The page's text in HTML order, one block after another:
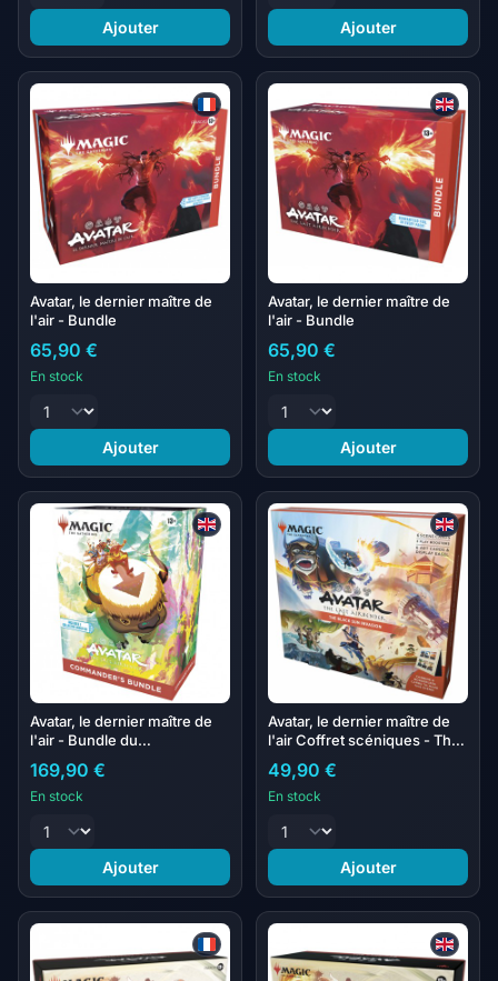
Ajouter Ajouter
Avatar, le dernier maître de
l'air - Bundle
65,90 €
En stock
Ajouter
Avatar, le dernier maître de
l'air - Bundle
65,90 €
En stock
Ajouter
Avatar, le dernier maître de
l'air - Bundle du
169,90 €
En stock
Ajouter
Avatar, le dernier maître de
l'air Coffret scéniques - The
49,90 €
En stock
Ajouter